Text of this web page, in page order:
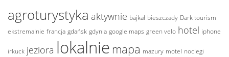
agroturystyka aktywnie bajkał bieszczady Dark tourism
ekstremalnie francja gdańsk gdynia google maps green velo hotel iphone
irkuck jeziora lokalnie mapa mazury motel noclegi